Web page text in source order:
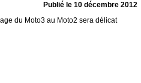
Publié le 10 décembre 2012
du Moto3 au Moto2 sera délicat